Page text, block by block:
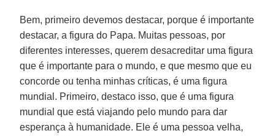
Bem, primeiro devemos destacar, porque é importante
destacar, a figura do Papa. Muitas pessoas, por
diferentes interesses, querem desacreditar uma figura
que é importante para o mundo, e que mesmo que eu
concorde ou tenha minhas críticas, é uma figura
mundial. Primeiro, destaco isso, que é uma figura
mundial que está viajando pelo mundo para dar
esperança à humanidade. Ele é uma pessoa velha,